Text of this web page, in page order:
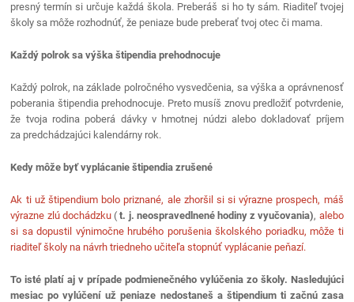
presný termín si určuje každá škola. Preberáš si ho ty sám. Riaditeľ tvojej
školy sa môže rozhodnúť, že peniaze bude preberať tvoj otec či mama.
Každý polrok sa výška štipendia prehodnocuje
Každý polrok, na základe polročného vysvedčenia, sa výška a oprávnenosť
poberania štipendia prehodnocuje. Preto musíš znovu predložiť potvrdenie,
že tvoja rodina poberá dávky v hmotnej núdzi alebo dokladovať príjem
za predchádzajúci kalendárny rok.
Kedy môže byť vyplácanie štipendia zrušené
Ak ti už štipendium bolo priznané, ale zhoršil si si výrazne prospech, máš
výrazne zlú dochádzku(t. j. neospravedlnené hodiny z vyučovania), alebo
si sa dopustil výnimočne hrubého porušenia školského poriadku, môže ti
riaditeľ školy na návrh triedneho učiteľa stopnúť vyplácanie peňazí.
To isté platí aj v prípade podmienečného vylúčenia zo školy. Nasledujúci
mesiac po vylúčení už peniaze nedostaneš a štipendium ti začnú zasa